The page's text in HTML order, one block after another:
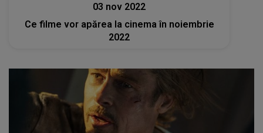
03 nov 2022
Ce filme vor apărea la cinema în noiembrie
2022